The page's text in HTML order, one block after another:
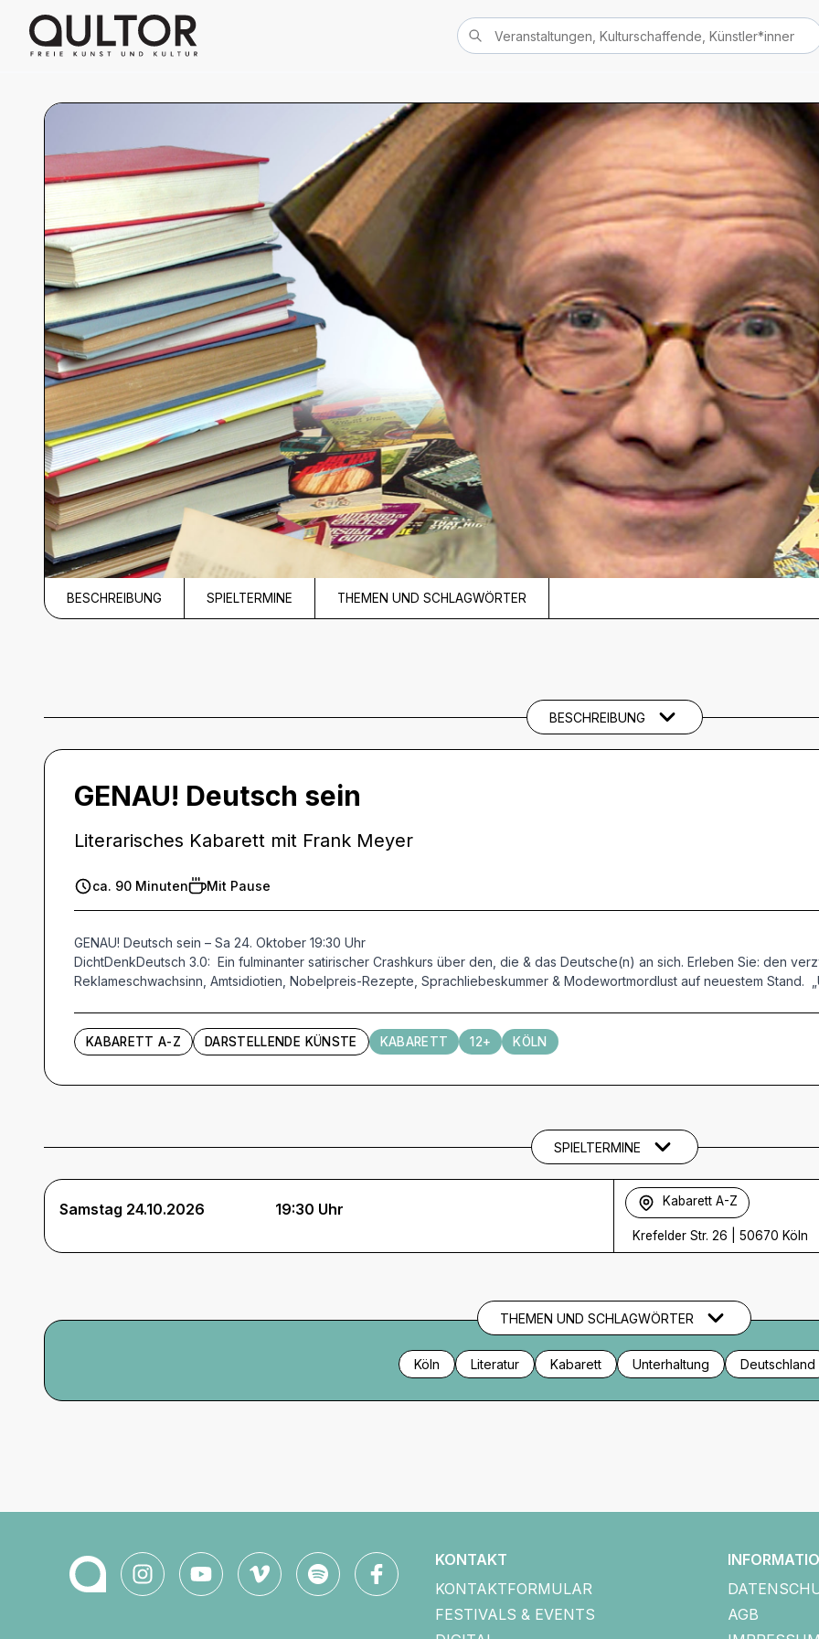
BESCHREIBUNG SPIELTERMINE THEMEN UND SCHLAGWÖRTER
BESCHREIBUNG
GENAU! Deutsch sein
Literarisches Kabarett mit Frank Meyer
ca. 90 Minuten Mit Pause
GENAU! Deutsch sein – Sa 24. Oktober 19:30 Uhr
DichtDenkDeutsch 3.0: Ein fulminanter satirischer Crashkurs über den, die & das Deutsche(n) an sich. Erleben Sie: den
Reklameschwachsinn, Amtsidiotien, Nobelpreis-Rezepte, Sprachliebeskummer & Modewortmordlust auf neuestem Stand.
KABARETT A-Z DARSTELLENDE KÜNSTE KABARETT 12+ KÖLN
Termine und Tickets
SPIELTERMINE
Samstag 24.10.2026 19:30 Uhr Kabarett A-Z
Krefelder Str. 26 50670 Köln
THEMEN UND SCHLAGWÖRTER
Köln Literatur Kabarett Unterhaltung Deutschland
KONTAKT
KONTAKTFORMULAR
FESTIVALS & EVENTS
AGB